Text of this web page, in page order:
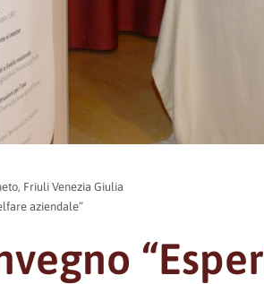
Friuli Venezia Giulia
aziendale”